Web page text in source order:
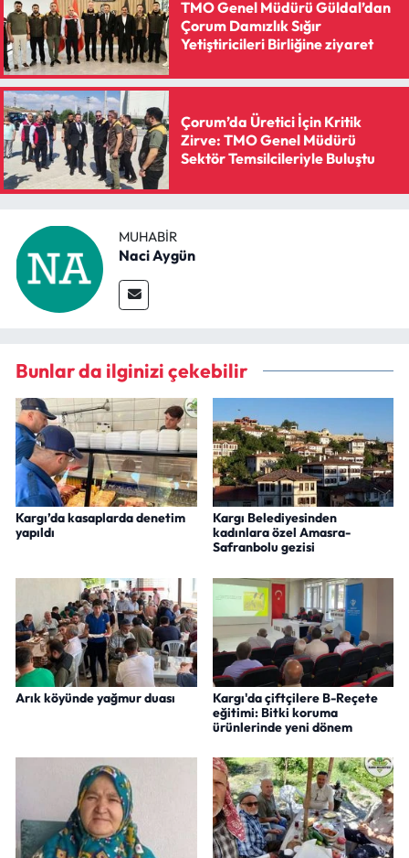
TMO Genel Müdürü Güldal’dan
Çorum Damızlık Sığır
Yetiştiricileri Birliğine ziyaret
Çorum’da Üretici İçin Kritik
Zirve: TMO Genel Müdürü
Sektör Temsilcileriyle Buluştu
MUHABIR
Naci Aygün
Bunlar da ilginizi çekebilir
Kargı’da kasaplarda denetim
yapıldı
Kargı Belediyesinden
kadınlara özel Amasra-
Safranbolu gezisi
Arık köyünde yağmur duası
Kargı'da çiftçilere B-Reçete
eğitimi: Bitki koruma
ürünlerinde yeni dönem